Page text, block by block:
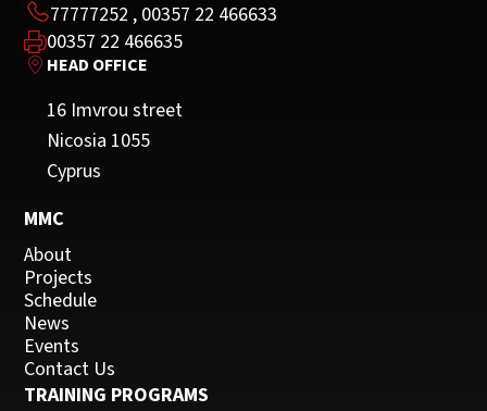
77777252 , 00357 22 466633
00357 22 466635
HEAD OFFICE
16 Imvrou street
Nicosia 1055
Cyprus
MMC
About
Projects
Schedule
News
Events
Contact Us
TRAINING PROGRAMS